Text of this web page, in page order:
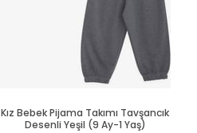
Kız Bebek Pijama Takımı Tavşancık
Desenli Yeşil (9 Ay-1 Yaş)